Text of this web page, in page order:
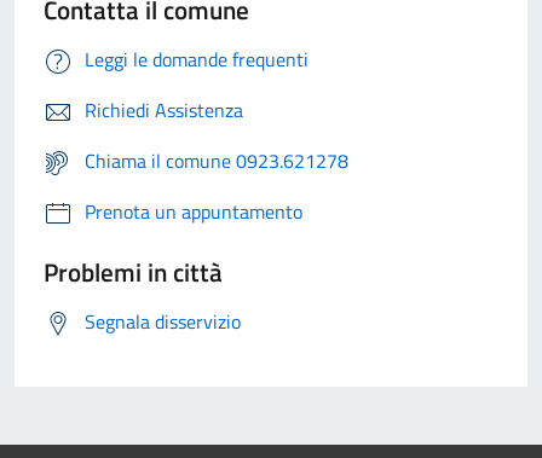
Contatta il comune
Leggi le domande frequenti
Richiedi Assistenza
Chiama il comune 0923.621278
Prenota un appuntamento
Problemi in città
Segnala disservizio